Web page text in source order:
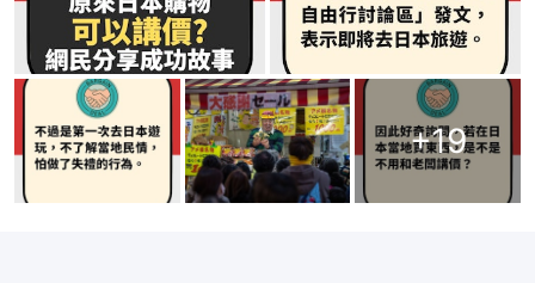
+19